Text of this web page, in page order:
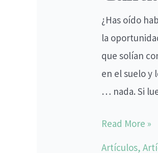
¿Has oído
la
que solían
en el suelo y
… nada. Si
Read More »
Artículos,